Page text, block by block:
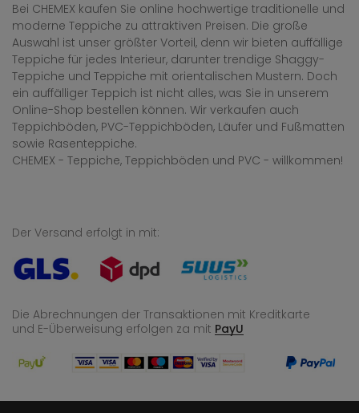
Bei CHEMEX kaufen Sie online hochwertige traditionelle und
moderne Teppiche zu attraktiven Preisen. Die große
Auswahl ist unser größter Vorteil, denn wir bieten auffällige
Teppiche für jedes Interieur, darunter trendige Shaggy-
Teppiche und Teppiche mit orientalischen Mustern. Doch
ein auffälliger Teppich ist nicht alles, was Sie in unserem
Online-Shop bestellen können. Wir verkaufen auch
Teppichböden, PVC-Teppichböden, Läufer und Fußmatten
sowie Rasenteppiche.
CHEMEX - Teppiche, Teppichböden und PVC - willkommen!
Der Versand erfolgt in mit:
Die Abrechnungen der Transaktionen mit Kreditkarte
und E-Überweisung erfolgen za mit PayU